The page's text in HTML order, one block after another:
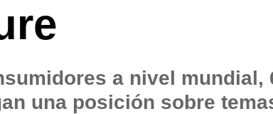
a nivel mundial,
una posición sobre